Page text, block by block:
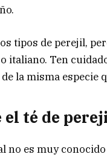
tipos de perejil,
italiano. Ten
la misma especie
el té de
no es muy